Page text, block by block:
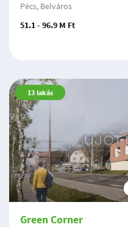
Pécs, Belváros
51.1 - 96.9 M Ft
13 lakás
Green Corner